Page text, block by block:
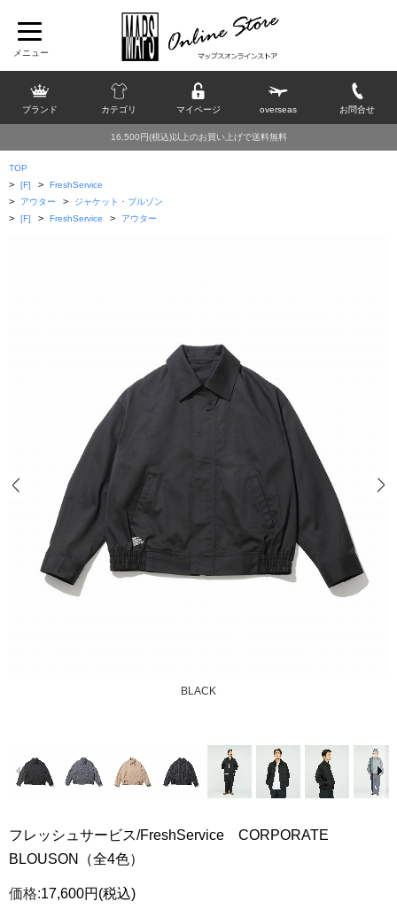
ブランド カテゴリ マイページ overseas お問合せ
16,500円(税込)以上のお買い上げで送料無料
TOP
> [F] > FreshService
> アウター > ジャケット・ブルゾン
> [F] > FreshService > アウター
BLACK
フレッシュサービス/FreshService CORPORATE
BLOUSON（全4色）
価格:17,600円 (税込)